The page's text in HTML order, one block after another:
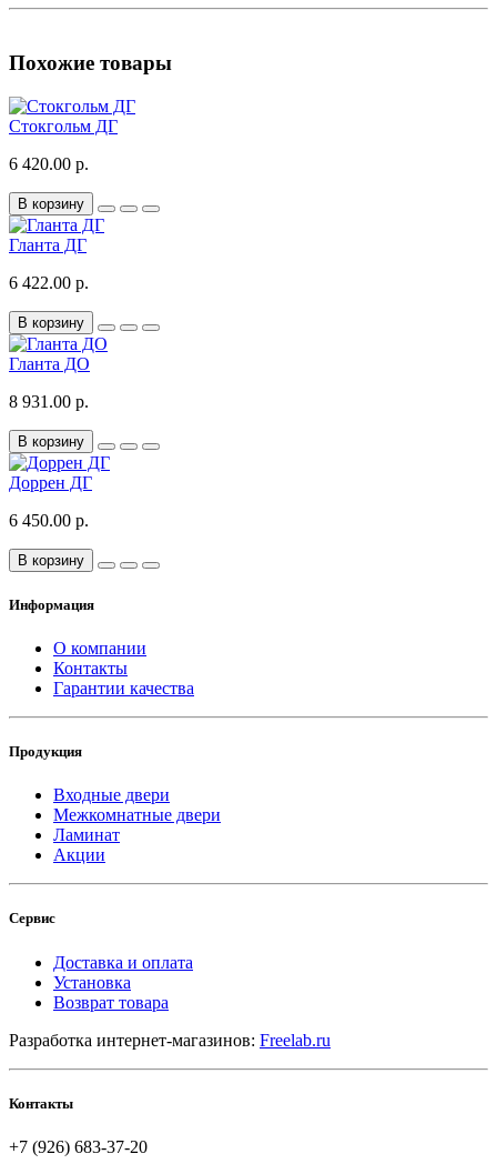
Похожие товары
Стокгольм ДГ
6 420.00 р.
В корзину
Гланта ДГ
6 422.00 р.
В корзину
Гланта ДО
8 931.00 р.
В корзину
Доррен ДГ
6 450.00 р.
В корзину
Информация
О компании
Контакты
Гарантии качества
Продукция
Входные двери
Межкомнатные двери
Ламинат
Акции
Сервис
Доставка и оплата
Установка
Возврат товара
Разработка интернет-магазинов: Freelab.ru
Контакты
+7 (926) 683-37-20